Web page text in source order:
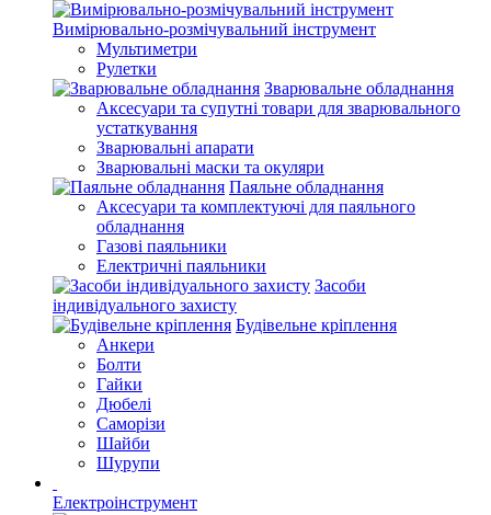
Вимірювально-розмічувальний інструмент
Мультиметри
Рулетки
Зварювальне обладнання
Аксесуари та супутні товари для зварювального
устаткування
Зварювальні апарати
Зварювальні маски та окуляри
Паяльне обладнання
Аксесуари та комплектуючі для паяльного
обладнання
Газові паяльники
Електричні паяльники
Засоби
індивідуального захисту
Будівельне кріплення
Анкери
Болти
Гайки
Дюбелі
Саморізи
Шайби
Шурупи
Електроінструмент